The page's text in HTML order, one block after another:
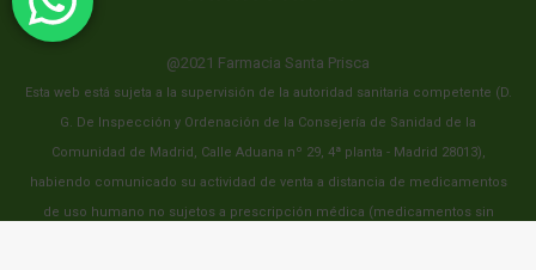
@2021 Farmacia Santa Prisca
Esta web está sujeta a la supervisión de la autoridad sanitaria competente (D.
G. De Inspección y Ordenación de la Consejería de Sanidad de la
Comunidad de Madrid, Calle Aduana nº 29, 4ª planta - Madrid 28013),
habiendo comunicado su actividad de venta a distancia de medicamentos
de uso humano no sujetos a prescripción médica (medicamentos sin